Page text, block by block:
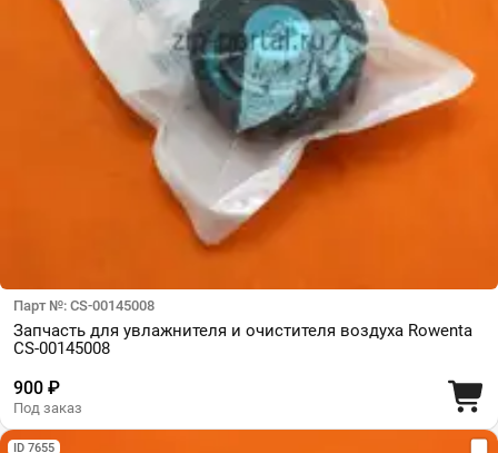
Парт №: CS-00145008
Запчасть для увлажнителя и очистителя воздуха Rowenta
CS-00145008
900 ₽
Под заказ
ID 7655